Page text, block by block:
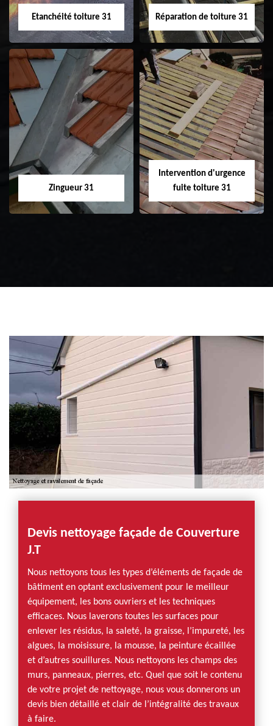
Etanchéité toiture 31
Etanchéité toiture
31
Réparation de toiture 31
Réparation de
toiture 31
Zingueur 31
Intervention d'urgence
fuite toiture 31
Devis nettoyage façade de Couverture
J.T
Nous nettoyons tous les types d’éléments de façade de
bâtiment en optant exclusivement pour le meilleur
équipement, les bons ouvriers et les techniques
efficaces. Nous laverons toutes les surfaces pour
enlever les résidus, la saleté, la graisse, l’impureté, les
algues, la moisissure, la mousse, la peinture écaillée
et d’autres souillures. Nous nettoyons les champs des
murs, panneaux, pierres, etc. Quel que soit le contenu
de votre projet de nettoyage, nous vous donnerons un
devis bien détaillé et clair de l’intégralité des travaux
à faire.